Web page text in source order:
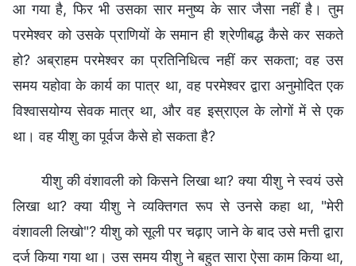
आ गया है, फिर भी उसका सार मनुष्य के सार जैसा नहीं है। तुम
परमेश्वर को उसके प्राणियों के समान ही श्रेणीबद्ध कैसे कर सकते
हो? अब्राहम परमेश्वर का प्रतिनिधित्व नहीं कर सकता; वह उस
समय यहोवा के कार्य का पात्र था, वह परमेश्वर द्वारा अनुमोदित एक
विश्वासयोग्य सेवक मात्र था, और वह इस्राएल के लोगों में से एक
था। वह यीशु का पूर्वज कैसे हो सकता है?
यीशु की वंशावली को किसने लिखा था? क्या यीशु ने स्वयं उसे
लिखा था? क्या यीशु ने व्यक्तिगत रूप से उनसे कहा था, "मेरी
वंशावली लिखो"? यीशु को सूली पर चढ़ाए जाने के बाद उसे मत्ती द्वारा
दर्ज किया गया था। उस समय यीशु ने बहुत सारा ऐसा काम किया था,